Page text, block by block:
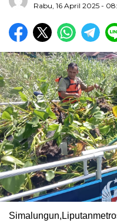
Rabu, 16 April 2025 -